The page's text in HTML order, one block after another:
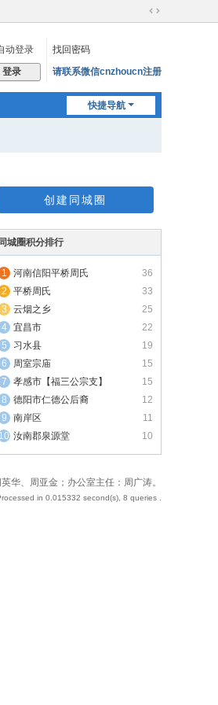
切
宽
动登录
找回密码
登录 请联系微信cnzhoucn注册
快捷导航
创建同城圈
同城圈积分排行
36
河南信阳平桥周氏
33
平桥周氏
25
云烟之乡
22
宜昌市
19
习水县
15
周室宗庙
15
孝感市【福三公宗支】
12
德阳市仁德公后裔
11
南岸区
10
汝南郡泉源堂
华、周亚金；办公室主任：周广涛。
in 0.015332 second(s), 8 queries .